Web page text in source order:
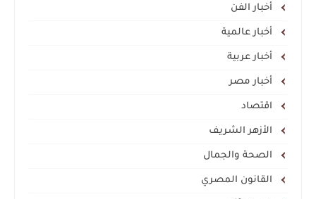
أخبار الفن
أخبار عالمية
أخبار عربية
أخبار مصر
اقتصاد
الأزهر الشريف
الصحة والجمال
القانون المصري